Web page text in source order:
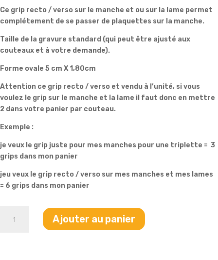
Ce grip recto / verso sur le manche et ou sur la lame permet
complétement de se passer de plaquettes sur la manche.
Taille de la gravure standard (qui peut être ajusté aux
couteaux et à votre demande).
Forme ovale 5 cm X 1,80cm
Attention ce grip recto / verso et vendu à l’unité, si vous
voulez le grip sur le manche et la lame il faut donc en mettre
2 dans votre panier par couteau.
Exemple :
je veux le grip juste pour mes manches pour une triplette = 3
grips dans mon panier
jeu veux le grip recto / verso sur mes manches et mes lames
= 6 grips dans mon panier
Ajouter au panier